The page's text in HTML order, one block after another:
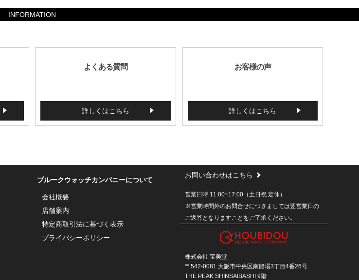
INFORMATION
よくある質問
詳しくはこちら
お客様の声
詳しくはこちら
ブルークウォッチカンパニーについて
会社概要
店舗案内
特定商取引法に基づく表示
プライバシーポリシー
お問い合わせはこちら
営業日時 11:00~17:00（土日祝 定休）
※営業時間外のお問合せにつきましては翌営業日の
ご返答となりますことをご了承ください。
株式会社 宝美堂
〒542-0081 大阪市中央区南船場3丁目4番26号
THE PEAK SHINSAIBASHI 9階